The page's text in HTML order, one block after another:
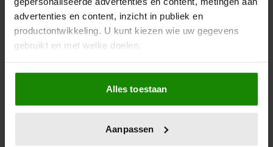
advertenties en content, inzicht in publiek en
productontwikkeling. U kunt kiezen wie uw gegevens
gebruikt en met welke doelen.
Als u het toestaat, willen we ook graag:
Informatie verzamelen over uw geografische
locatie, die tot een paar meter nauwkeurig kan zijn
scannen op specifieke eigenschappen (fingerprinting)
Alles toestaan
Aanpassen